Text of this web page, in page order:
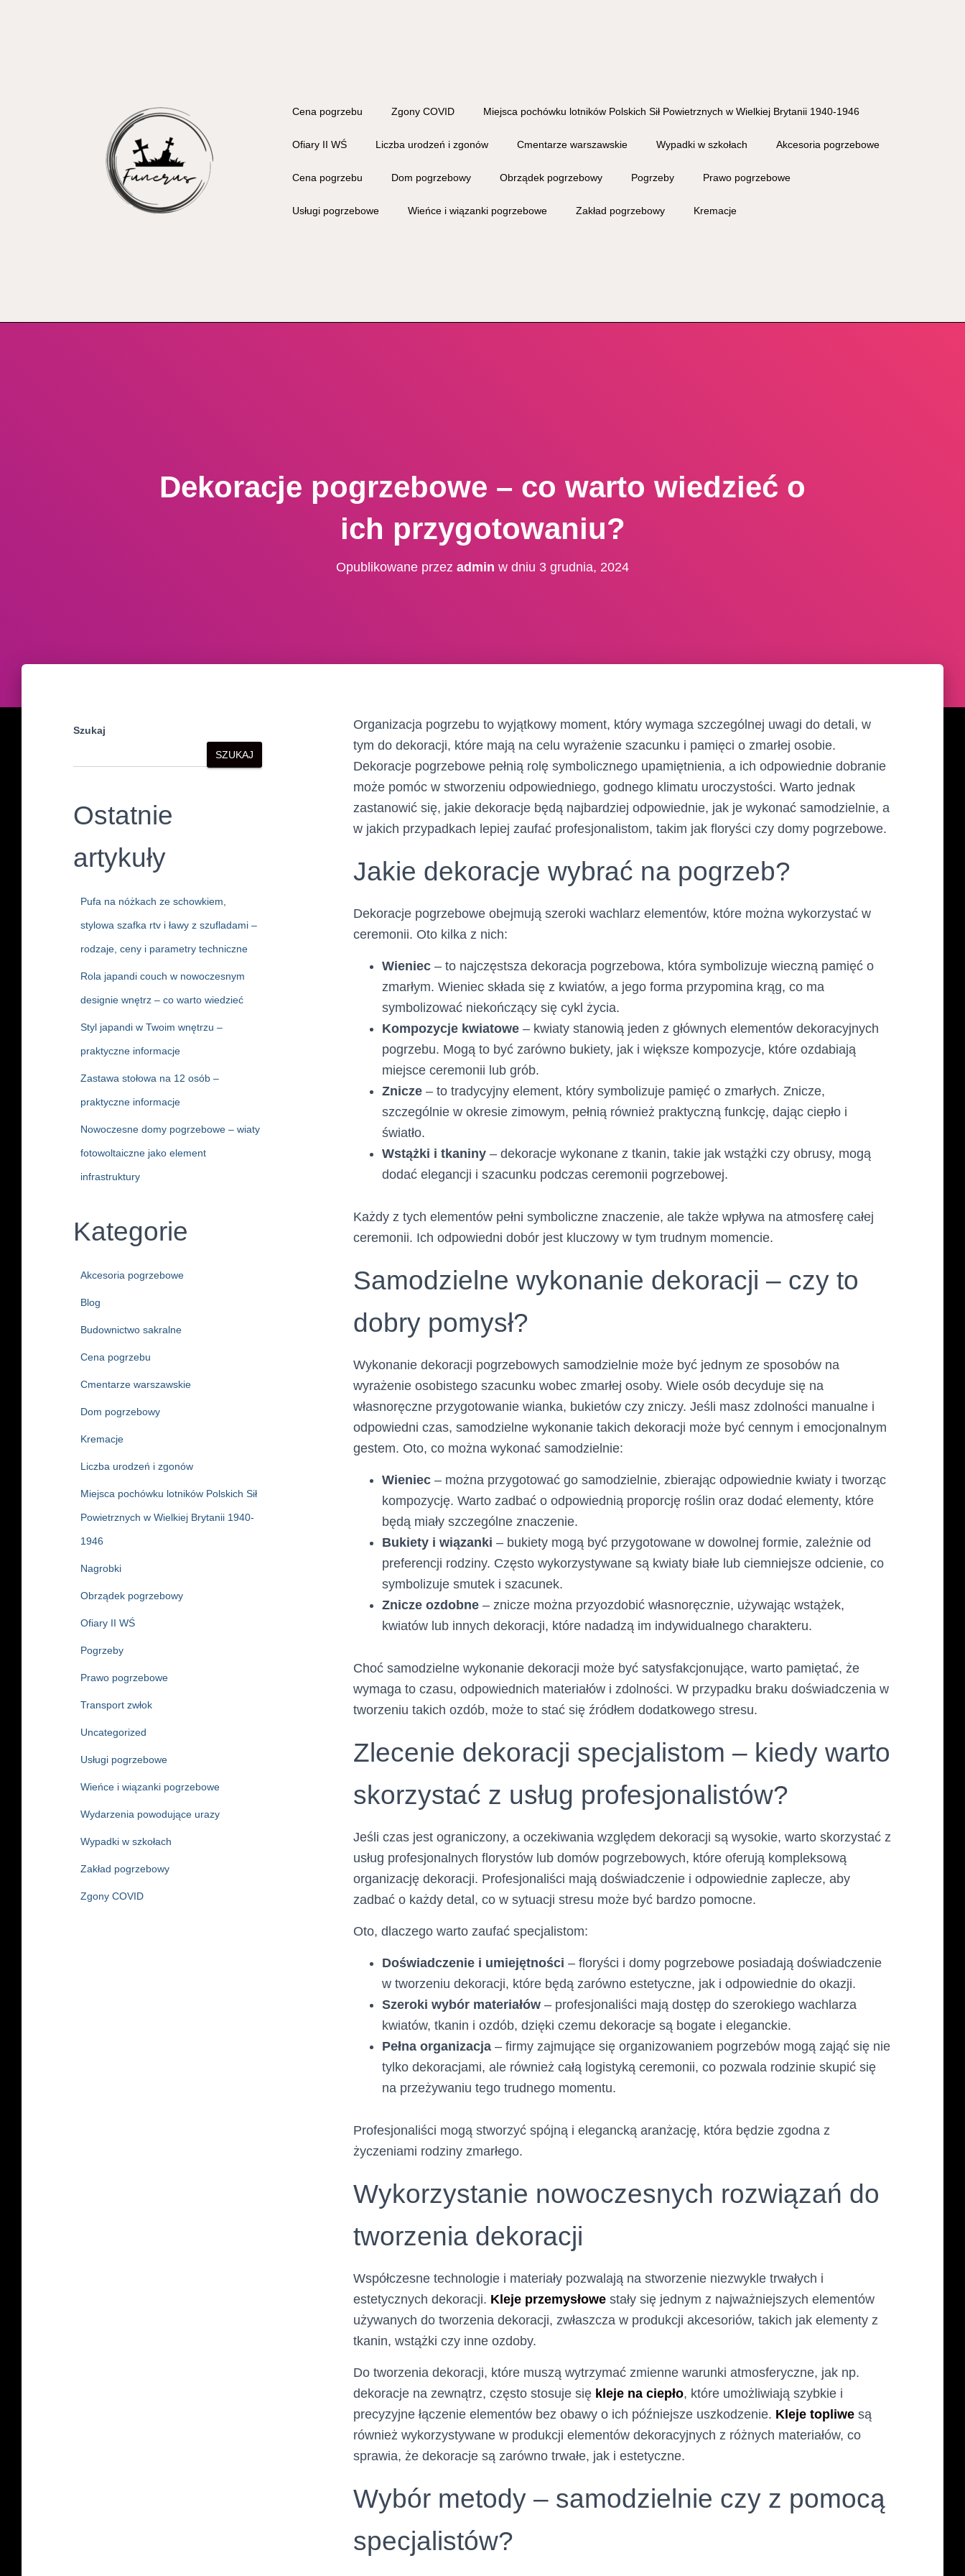
Cena pogrzebu Zgony COVID Miejsca pochówku lotników Polskich Sił Powietrznych w Wielkiej Brytanii 1940-1946
Ofiary II WŚ Liczba urodzeń i zgonów Cmentarze warszawskie Wypadki w szkołach Akcesoria pogrzebowe
Cena pogrzebu Dom pogrzebowy Obrządek pogrzebowy Pogrzeby Prawo pogrzebowe
Usługi pogrzebowe Wieńce i wiązanki pogrzebowe Zakład pogrzebowy Kremacje
Dekoracje pogrzebowe – co warto wiedzieć o
ich przygotowaniu?
Opublikowane przez admin w dniu 3 grudnia, 2024
Szukaj
SZUKAJ
Ostatnie
artykuły
Pufa na nóżkach ze schowkiem,
stylowa szafka rtv i ławy z szufladami –
rodzaje, ceny i parametry techniczne
Rola japandi couch w nowoczesnym
designie wnętrz – co warto wiedzieć
Styl japandi w Twoim wnętrzu –
praktyczne informacje
Zastawa stołowa na 12 osób –
praktyczne informacje
Nowoczesne domy pogrzebowe – wiaty
fotowoltaiczne jako element
infrastruktury
Kategorie
Akcesoria pogrzebowe
Blog
Budownictwo sakralne
Cena pogrzebu
Cmentarze warszawskie
Dom pogrzebowy
Kremacje
Liczba urodzeń i zgonów
Miejsca pochówku lotników Polskich Sił
Powietrznych w Wielkiej Brytanii 1940-
1946
Nagrobki
Obrządek pogrzebowy
Ofiary II WŚ
Pogrzeby
Prawo pogrzebowe
Transport zwłok
Uncategorized
Usługi pogrzebowe
Wieńce i wiązanki pogrzebowe
Wydarzenia powodujące urazy
Wypadki w szkołach
Zakład pogrzebowy
Zgony COVID
Organizacja pogrzebu to wyjątkowy moment, który wymaga szczególnej uwagi do detali, w
tym do dekoracji, które mają na celu wyrażenie szacunku i pamięci o zmarłej osobie.
Dekoracje pogrzebowe pełnią rolę symbolicznego upamiętnienia, a ich odpowiednie dobranie
może pomóc w stworzeniu odpowiedniego, godnego klimatu uroczystości. Warto jednak
zastanowić się, jakie dekoracje będą najbardziej odpowiednie, jak je wykonać samodzielnie, a
w jakich przypadkach lepiej zaufać profesjonalistom, takim jak floryści czy domy pogrzebowe.
Jakie dekoracje wybrać na pogrzeb?
Dekoracje pogrzebowe obejmują szeroki wachlarz elementów, które można wykorzystać w
ceremonii. Oto kilka z nich:
Wieniec – to najczęstsza dekoracja pogrzebowa, która symbolizuje wieczną pamięć o
zmarłym. Wieniec składa się z kwiatów, a jego forma przypomina krąg, co ma
symbolizować niekończący się cykl życia.
Kompozycje kwiatowe – kwiaty stanowią jeden z głównych elementów dekoracyjnych
pogrzebu. Mogą to być zarówno bukiety, jak i większe kompozycje, które ozdabiają
miejsce ceremonii lub grób.
Znicze – to tradycyjny element, który symbolizuje pamięć o zmarłych. Znicze,
szczególnie w okresie zimowym, pełnią również praktyczną funkcję, dając ciepło i
światło.
Wstążki i tkaniny – dekoracje wykonane z tkanin, takie jak wstążki czy obrusy, mogą
dodać elegancji i szacunku podczas ceremonii pogrzebowej.
Każdy z tych elementów pełni symboliczne znaczenie, ale także wpływa na atmosferę całej
ceremonii. Ich odpowiedni dobór jest kluczowy w tym trudnym momencie.
Samodzielne wykonanie dekoracji – czy to
dobry pomysł?
Wykonanie dekoracji pogrzebowych samodzielnie może być jednym ze sposobów na
wyrażenie osobistego szacunku wobec zmarłej osoby. Wiele osób decyduje się na
własnoręczne przygotowanie wianka, bukietów czy zniczy. Jeśli masz zdolności manualne i
odpowiedni czas, samodzielne wykonanie takich dekoracji może być cennym i emocjonalnym
gestem. Oto, co można wykonać samodzielnie:
Wieniec – można przygotować go samodzielnie, zbierając odpowiednie kwiaty i tworząc
kompozycję. Warto zadbać o odpowiednią proporcję roślin oraz dodać elementy, które
będą miały szczególne znaczenie.
Bukiety i wiązanki – bukiety mogą być przygotowane w dowolnej formie, zależnie od
preferencji rodziny. Często wykorzystywane są kwiaty białe lub ciemniejsze odcienie, co
symbolizuje smutek i szacunek.
Znicze ozdobne – znicze można przyozdobić własnoręcznie, używając wstążek,
kwiatów lub innych dekoracji, które nadadzą im indywidualnego charakteru.
Choć samodzielne wykonanie dekoracji może być satysfakcjonujące, warto pamiętać, że
wymaga to czasu, odpowiednich materiałów i zdolności. W przypadku braku doświadczenia w
tworzeniu takich ozdób, może to stać się źródłem dodatkowego stresu.
Zlecenie dekoracji specjalistom – kiedy warto
skorzystać z usług profesjonalistów?
Jeśli czas jest ograniczony, a oczekiwania względem dekoracji są wysokie, warto skorzystać z
usług profesjonalnych florystów lub domów pogrzebowych, które oferują kompleksową
organizację dekoracji. Profesjonaliści mają doświadczenie i odpowiednie zaplecze, aby
zadbać o każdy detal, co w sytuacji stresu może być bardzo pomocne.
Oto, dlaczego warto zaufać specjalistom:
Doświadczenie i umiejętności – floryści i domy pogrzebowe posiadają doświadczenie
w tworzeniu dekoracji, które będą zarówno estetyczne, jak i odpowiednie do okazji.
Szeroki wybór materiałów – profesjonaliści mają dostęp do szerokiego wachlarza
kwiatów, tkanin i ozdób, dzięki czemu dekoracje są bogate i eleganckie.
Pełna organizacja – firmy zajmujące się organizowaniem pogrzebów mogą zająć się nie
tylko dekoracjami, ale również całą logistyką ceremonii, co pozwala rodzinie skupić się
na przeżywaniu tego trudnego momentu.
Profesjonaliści mogą stworzyć spójną i elegancką aranżację, która będzie zgodna z
życzeniami rodziny zmarłego.
Wykorzystanie nowoczesnych rozwiązań do
tworzenia dekoracji
Współczesne technologie i materiały pozwalają na stworzenie niezwykle trwałych i
estetycznych dekoracji. Kleje przemysłowe stały się jednym z najważniejszych elementów
używanych do tworzenia dekoracji, zwłaszcza w produkcji akcesoriów, takich jak elementy z
tkanin, wstążki czy inne ozdoby.
Do tworzenia dekoracji, które muszą wytrzymać zmienne warunki atmosferyczne, jak np.
dekoracje na zewnątrz, często stosuje się kleje na ciepło, które umożliwiają szybkie i
precyzyjne łączenie elementów bez obawy o ich późniejsze uszkodzenie. Kleje topliwe są
również wykorzystywane w produkcji elementów dekoracyjnych z różnych materiałów, co
sprawia, że dekoracje są zarówno trwałe, jak i estetyczne.
Wybór metody – samodzielnie czy z pomocą
specjalistów?